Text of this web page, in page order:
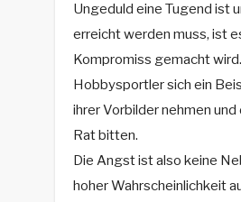
Ungeduld eine Tugend ist
erreicht werden muss, ist
Kompromiss gemacht
Hobbysportler sich ein
ihrer Vorbilder nehmen
Rat bitten.
Die Angst ist also keine
hoher Wahrscheinlichkeit